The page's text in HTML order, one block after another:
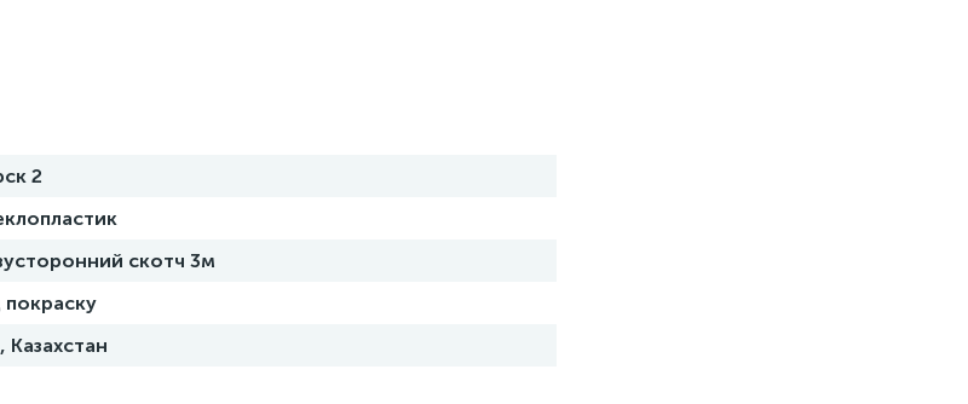
2
скотч 3м
покраску
Казахстан